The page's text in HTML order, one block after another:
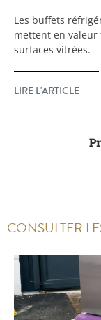
Les buffets
mettent en valeur
surfaces vitrées.
LIRE L'ARTICLE
CONSULTER